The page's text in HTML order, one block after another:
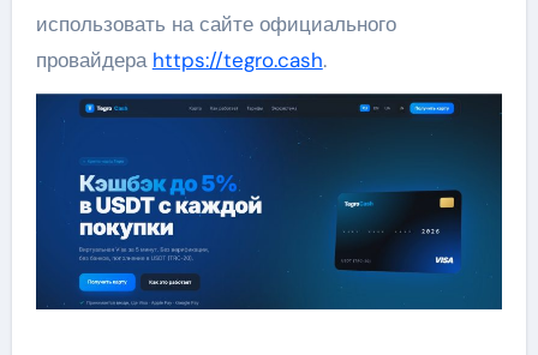
использовать на сайте официального
провайдера https://tegro.cash.